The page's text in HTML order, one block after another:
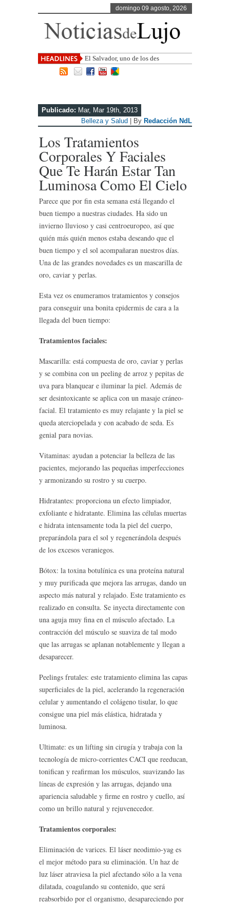
domingo 09 agosto, 2026
El Salvador, uno de los destinos con
mayor proyección de Ce
Publicado: Mar, Mar 19th, 2013
Belleza y Salud | By Redacción NdL
Los Tratamientos
Corporales Y Faciales
Que Te Harán Estar Tan
Luminosa Como El Cielo
Parece que por fin esta semana está llegando el
buen tiempo a nuestras ciudades. Ha sido un
invierno lluvioso y casi centroeuropeo, así que
quién más quién menos estaba deseando que el
buen tiempo y el sol acompañaran nuestros días.
Una de las grandes novedades es un mascarilla de
oro, caviar y perlas.
Esta vez os enumeramos tratamientos y consejos
para conseguir una bonita epidermis de cara a la
llegada del buen tiempo:
Tratamientos faciales:
Mascarilla: está compuesta de oro, caviar y perlas
y se combina con un peeling de arroz y pepitas de
uva para blanquear e iluminar la piel. Además de
ser desintoxicante se aplica con un masaje cráneo-
facial. El tratamiento es muy relajante y la piel se
queda aterciopelada y con acabado de seda. Es
genial para novias.
Vitaminas: ayudan a potenciar la belleza de las
pacientes, mejorando las pequeñas imperfecciones
y armonizando su rostro y su cuerpo.
Hidratantes: proporciona un efecto limpiador,
exfoliante e hidratante. Elimina las células muertas
e hidrata intensamente toda la piel del cuerpo,
preparándola para el sol y regenerándola después
de los excesos veraniegos.
Bótox: la toxina botulínica es una proteína natural
y muy purificada que mejora las arrugas, dando un
aspecto más natural y relajado. Este tratamiento es
realizado en consulta. Se inyecta directamente con
una aguja muy fina en el músculo afectado. La
contracción del músculo se suaviza de tal modo
que las arrugas se aplanan notablemente y llegan a
desaparecer.
Peelings frutales: este tratamiento elimina las capas
superficiales de la piel, acelerando la regeneración
celular y aumentando el colágeno tisular, lo que
consigue una piel más elástica, hidratada y
luminosa.
Ultimate: es un lifting sin cirugía y trabaja con la
tecnología de micro-corrientes CACI que reeducan,
tonifican y reafirman los músculos, suavizando las
líneas de expresión y las arrugas, dejando una
apariencia saludable y firme en rostro y cuello, así
como un brillo natural y rejuvenecedor.
Tratamientos corporales:
Eliminación de varices. El láser neodimio-yag es
el mejor método para su eliminación. Un haz de
luz láser atraviesa la piel afectando sólo a la vena
dilatada, coagulando su contenido, que será
reabsorbido por el organismo, desapareciendo por